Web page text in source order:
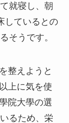
就寝し、朝
しているとの
そうです。
整えようと
上に気を使
院大學の選
るため、栄